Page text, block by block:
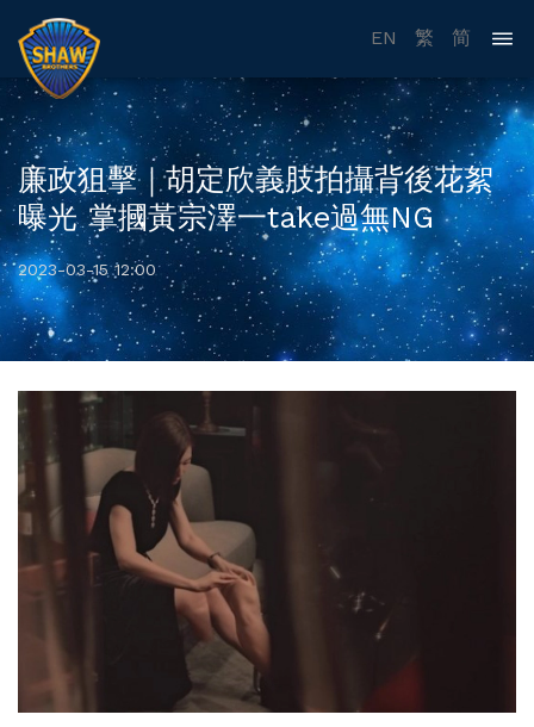
EN 繁 简
廉政狙擊｜胡定欣義肢拍攝背後花絮
曝光 掌摑黃宗澤一take過無NG
2023-03-15 12:00